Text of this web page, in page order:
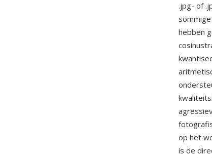
.jpg- of
hebben
op het
is de